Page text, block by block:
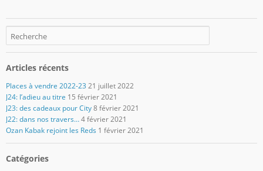
Articles récents
Places à vendre 2022-23 21 juillet 2022
J24: l’adieu au titre 15 février 2021
J23: des cadeaux pour City 8 février 2021
J22: dans nos travers… 4 février 2021
Ozan Kabak rejoint les Reds 1 février 2021
Catégories